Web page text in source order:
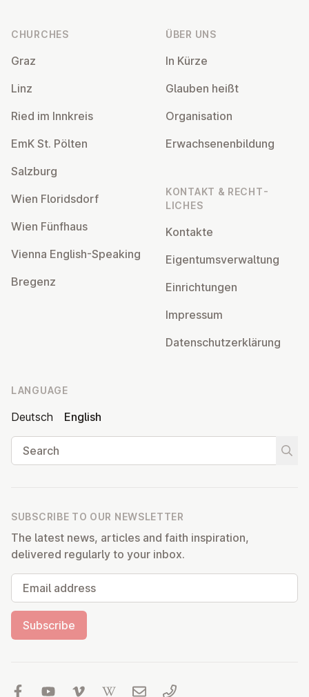
CHURCHES
Graz
Linz
Ried im Innkreis
EmK St. Pölten
Salzburg
Wien Flor­idsdorf
Wien Fünfhaus
Vienna English-Speaking
Bregenz
ÜBER UNS
In Kürze
Glauben heißt
Or­gan­isa­tion
Er­wach­sen­en­bildung
KONTAKT & RECHT­
LICHES
Kontakte
Ei­gentums­ver­wal­tung
Ein­rich­tun­gen
Impressum
Datens­chutzerklärung
LANGUAGE
Deutsch
English
Search
SUBSCRIBE TO OUR NEWSLETTER
The latest news, articles and faith inspiration,
delivered regularly to your inbox.
Email address
Subscribe